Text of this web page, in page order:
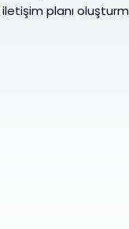
planı